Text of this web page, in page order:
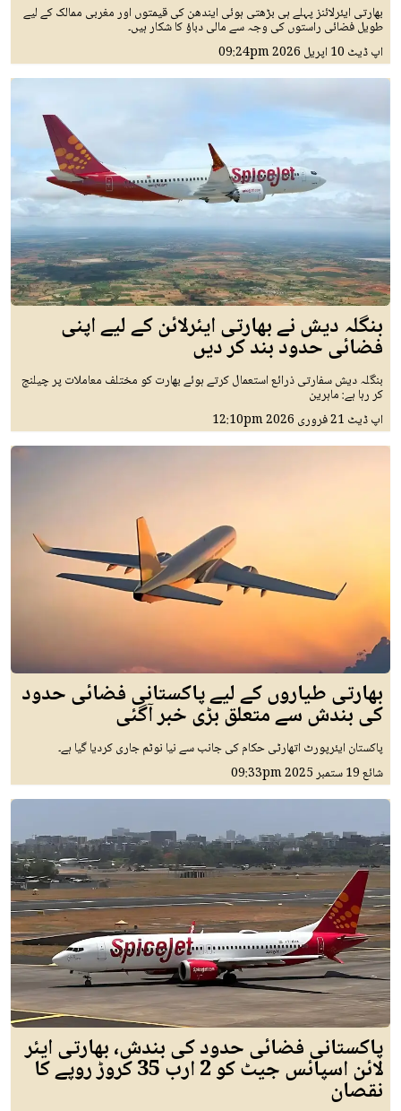
بھارتی ایئرلائنز پہلے ہی بڑھتی ہوئی ایندھن کی قیمتوں اور مغربی ممالک کے لیے
طویل فضائی راستوں کی وجہ سے مالی دباؤ کا شکار ہیں۔
اپ ڈیٹ 10 اپريل 2026 09:24pm
بنگلہ دیش نے بھارتی ایئرلائن کے لیے اپنی
فضائی حدود بند کر دیں
بنگلہ دیش سفارتی ذرائع استعمال کرتے ہوئے بھارت کو مختلف معاملات پر چیلنج
کر رہا ہے: ماہرین
اپ ڈیٹ 21 فروری 2026 12:10pm
بھارتی طیاروں کے لیے پاکستانی فضائی حدود
کی بندش سے متعلق بڑی خبر آگئی
پاکستان ایئرپورٹ اتھارٹی حکام کی جانب سے نیا نوٹم جاری کردیا گیا ہے۔
شائع19 ستمبر 2025 09:33pm
پاکستانی فضائی حدود کی بندش، بھارتی ایئر
لائن اسپائس جیٹ کو 2 ارب 35 کروڑ روپے کا
نقصان